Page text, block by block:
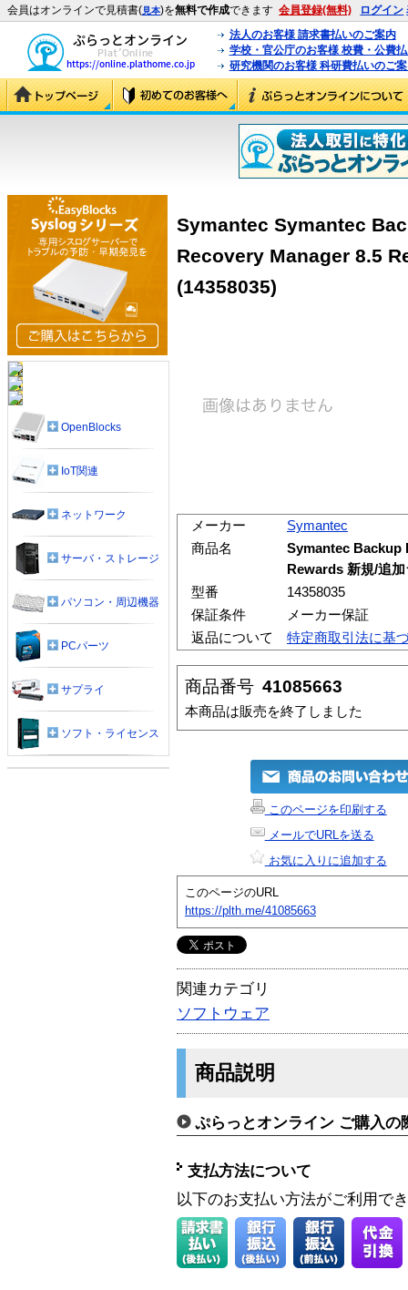
会員はオンラインで見積書(見本)を無料で作成できます 会員登録(無料) ログイン
法人のお客様 請求書払いのご案内
学校・官公庁のお客様 校費・公費
研究機関のお客様 科研費払いのご
Symantec Symantec
Recovery Manager 8.5
(14358035)
メーカー
Symantec
商品名
Symantec Backup
Rewards 新規/追
型番
14358035
保証条件
メーカー保証
返品について
特定商取引法に基
商品番号 41085663
本商品は販売を終了しました
このページを印刷する
メールでURLを送る
お気に入りに追加する
このページのURL
https://plth.me/41085663
関連カテゴリ
ソフトウェア
商品説明
ぷらっとオンライン ご購入の
支払方法について
以下のお支払い方法がご利用で
OpenBlocks
IoT関連
ネットワーク
サーバ・ストレージ
パソコン・周辺機器
PCパーツ
サプライ
ソフト・ライセンス